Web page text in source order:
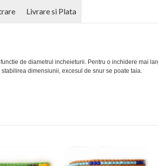
Livrare si Plata
de diametrul incheieturii. Pentru o inchidere mai
dimensiunii, excesul de snur se poate taia.